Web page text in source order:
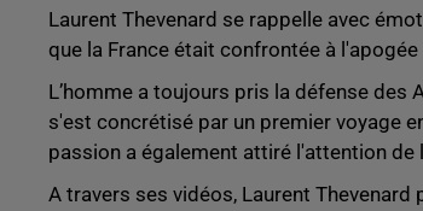
Laurent Thevenard se rappelle avec
que la France était confrontée à
L’homme a toujours pris la défense
s'est concrétisé par un premier voyage
passion a également attiré l'attention de
A travers ses vidéos, Laurent